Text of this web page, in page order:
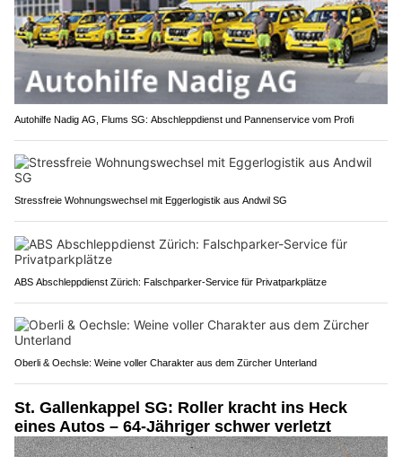
Autohilfe Nadig AG, Flums SG: Abschleppdienst und Pannenservice vom Profi
Stressfreie Wohnungswechsel mit Eggerlogistik aus Andwil SG
ABS Abschleppdienst Zürich: Falschparker-Service für Privatparkplätze
Oberli & Oechsle: Weine voller Charakter aus dem Zürcher Unterland
St. Gallenkappel SG: Roller kracht ins Heck
eines Autos – 64-Jähriger schwer verletzt